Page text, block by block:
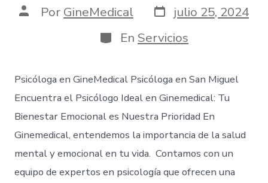
Por GineMedical
julio 25, 2024
En Servicios
Psicóloga en GineMedical Psicóloga en San Miguel
Encuentra el Psicólogo Ideal en Ginemedical: Tu
Bienestar Emocional es Nuestra Prioridad En
Ginemedical, entendemos la importancia de la salud
mental y emocional en tu vida. Contamos con un
equipo de expertos en psicología que ofrecen una